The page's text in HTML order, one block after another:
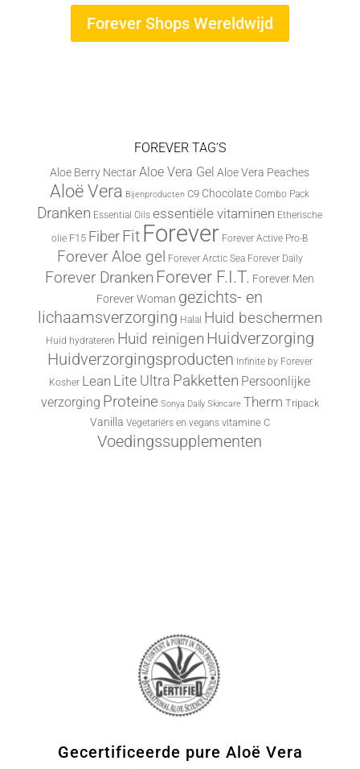
Forever Shops Wereldwijd
FOREVER TAG’S
Aloe Berry Nectar Aloe Vera Gel Aloe Vera Peaches
Aloë Vera Bijenproducten C9 Chocolate Combo Pack
Dranken Essential Oils essentiële vitaminen Etherische
olie F15 FiberFit Forever Forever Active Pro-B
Forever Aloe gel Forever Arctic Sea Forever Daily
Forever Dranken Forever F.I.T. Forever Men
Forever Woman gezichts- en
lichaamsverzorging Halal Huid beschermen
Huid hydrateren Huid reinigen Huidverzorging
Huidverzorgingsproducten Infinite by Forever
Kosher Lean Lite Ultra Pakketten Persoonlijke
verzorging Proteine Sonya Daily Skincare Therm Tripack
Vanilla Vegetariërs en vegans vitamine C
Voedingssupplementen
Gecertificeerde pure Aloë Vera